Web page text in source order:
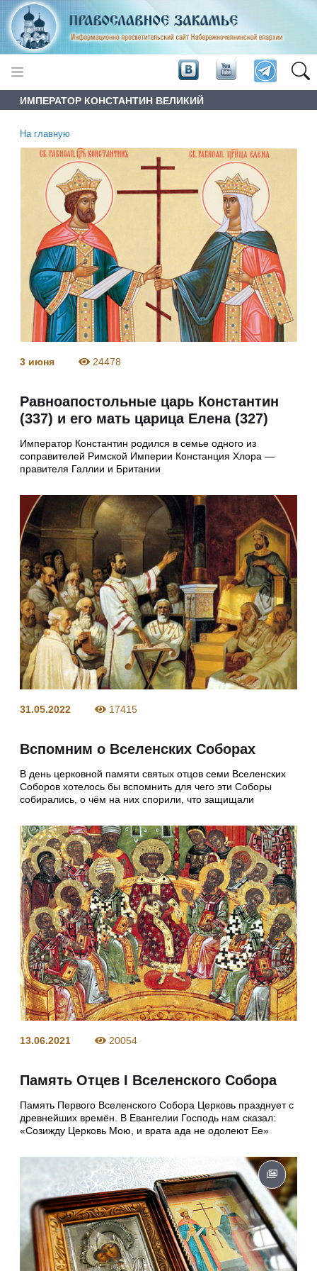
ИМПЕРАТОР КОНСТАНТИН ВЕЛИКИЙ
На главную
3 июня 24478
Равноапостольные царь Константин
(337) и его мать царица Елена (327)
Император Константин родился в семье одного из
соправителей Римской Империи Констанция Хлора —
правителя Галлии и Британии
31.05.2022 17415
Вспомним о Вселенских Соборах
В день церковной памяти святых отцов семи Вселенских
Соборов хотелось бы вспомнить для чего эти Соборы
собирались, о чём на них спорили, что защищали
13.06.2021 20054
Память Отцев I Вселенского Собора
Память Первого Вселенского Собора Церковь празднует с
древнейших времён. В Евангелии Господь нам сказал:
«Созижду Церковь Мою, и врата ада не одолеют Ее»